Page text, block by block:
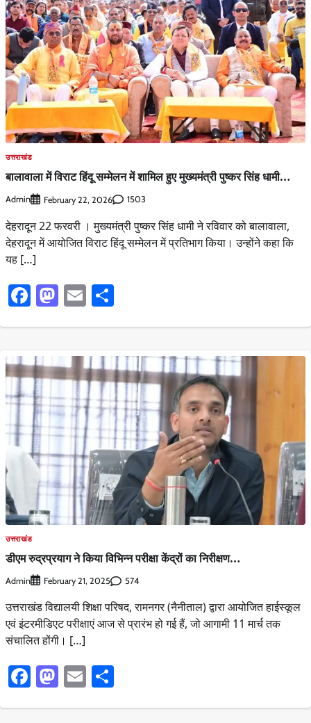
उत्तराखंड
बालावाला में विराट हिंदू सम्मेलन में शामिल हुए मुख्यमंत्री पुष्कर सिंह धामी…
Admin February 22, 2026 1503
देहरादून 22 फरवरी । मुख्यमंत्री पुष्कर सिंह धामी ने रविवार को बालावाला,
देहरादून में आयोजित विराट हिंदू सम्मेलन में प्रतिभाग किया। उन्होंने कहा कि
यह […]
Facebook
Mastodon
Email
उत्तराखंड
डीएम रुद्रप्रयाग ने किया विभिन्न परीक्षा केंद्रों का निरीक्षण…
Admin February 21, 2025 574
उत्तराखंड विद्यालयी शिक्षा परिषद, रामनगर (नैनीताल) द्वारा आयोजित हाईस्कूल
एवं इंटरमीडिएट परीक्षाएं आज से प्रारंभ हो गई हैं, जो आगामी 11 मार्च तक
संचालित होंगी। […]
Facebook
Mastodon
Email